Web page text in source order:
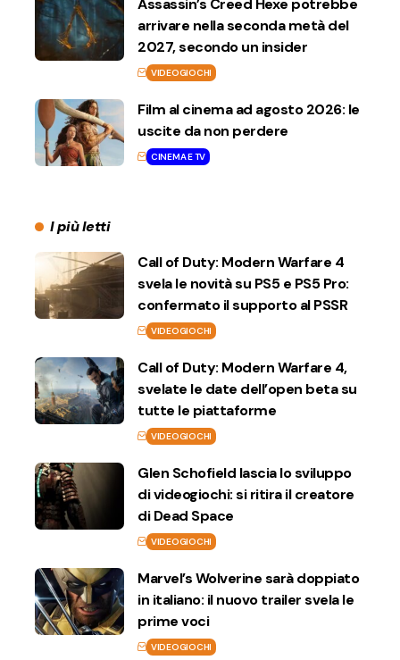
arrivare nella seconda metà del
2027, secondo un insider
VIDEOGIOCHI
Film al cinema ad agosto 2026: le
uscite da non perdere
CINEMA E TV
I più letti
Call of Duty: Modern Warfare 4
svela le novità su PS5 e PS5 Pro:
confermato il supporto al PSSR
VIDEOGIOCHI
Call of Duty: Modern Warfare 4,
svelate le date dell’open beta su
tutte le piattaforme
VIDEOGIOCHI
Glen Schofield lascia lo sviluppo
di videogiochi: si ritira il creatore
di Dead Space
VIDEOGIOCHI
Marvel’s Wolverine sarà doppiato
in italiano: il nuovo trailer svela le
prime voci
VIDEOGIOCHI